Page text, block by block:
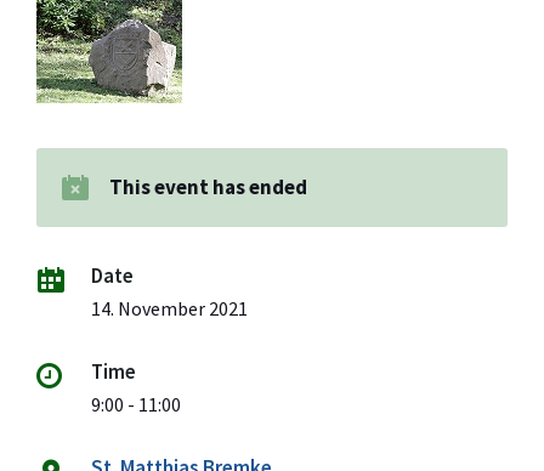
This event has ended
Date
14. November 2021
Time
9:00 - 11:00